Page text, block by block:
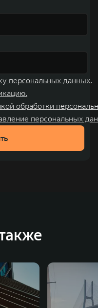
персональных данных.
обработки
персональных